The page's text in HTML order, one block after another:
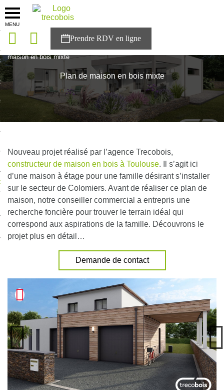
MENU
solutions
Trecobois
à NESTOR
maison en bois mixte
Plan de maison en bois mixte
Nouveau projet réalisé par l’agence Trecobois,
constructeur de maison en bois à Toulouse. Il s’agit ici
d’une maison à étage pour une famille désirant s’installer
sur le secteur de Colomiers. Avant de réaliser ce plan de
maison, notre conseiller commercial a entrepris une
recherche foncière pour trouver le terrain idéal qui
correspond aux aspirations de la famille. Découvrons le
projet plus en détail…
Demande de contact